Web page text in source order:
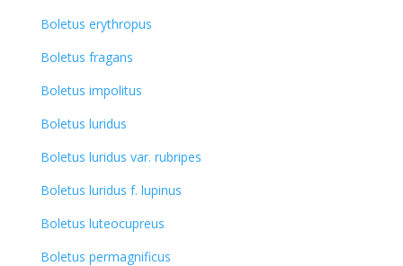
Boletus erythropus
Boletus fragans
Boletus impolitus
Boletus luridus
Boletus luridus var. rubripes
Boletus luridus f. lupinus
Boletus luteocupreus
Boletus permagnificus